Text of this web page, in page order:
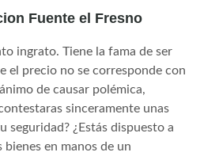
Fuente el Fresno
ingrato. Tiene la fama de ser
el precio no se corresponde con
de causar polémica,
sinceramente unas
seguridad? ¿Estás dispuesto a
en manos de un